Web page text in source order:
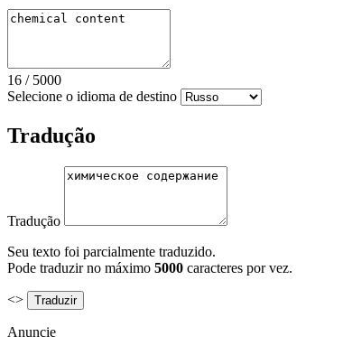
16 / 5000
Selecione o idioma de destino
Tradução
Tradução
Seu texto foi parcialmente traduzido.
Pode traduzir no máximo 5000 caracteres por vez.
<>
Anuncie